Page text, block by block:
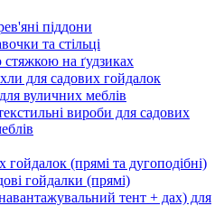
піддони
та стільці
на ґудзиках
для садових гойдалок
вуличних меблів
вироби для садових
гойдалок (прямі та дугоподібні)
гойдалки (прямі)
тент + дах) для